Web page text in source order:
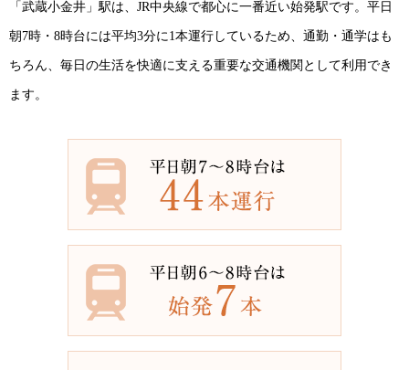
「武蔵小金井」駅は、JR中央線で都心に一番近い始発駅です。平日
朝7時・8時台には平均3分に1本運行しているため、通勤・通学はも
ちろん、毎日の生活を快適に支える重要な交通機関として利用でき
ます。